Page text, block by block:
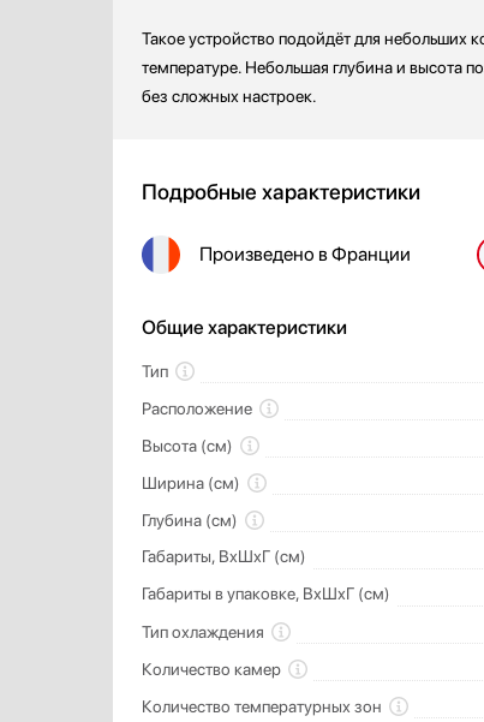
Такое устройство подойдёт для небольших
температуре. Небольшая глубина и высота
без сложных настроек.
Подробные характеристики
Произведено в Франции
Общие характеристики
Тип
Расположение
Высота (см)
Ширина (см)
Глубина (см)
Габариты, ВхШхГ (см)
Габариты в упаковке, ВхШхГ (см)
Тип охлаждения
Количество камер
Количество температурных зон